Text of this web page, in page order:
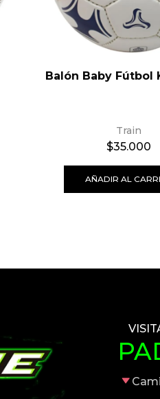
Balón Baby Fútbol
Train
$35.000
AÑADIR AL